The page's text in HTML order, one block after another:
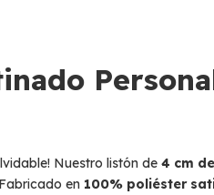
Nuestro listón de 4 cm
en 100% poliéster